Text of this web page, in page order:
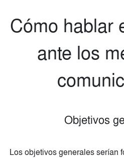
Cómo hablar
ante los
Objetivos
Los objetivos generales serían